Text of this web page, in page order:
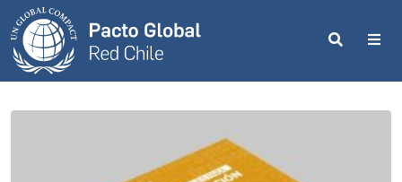
Search